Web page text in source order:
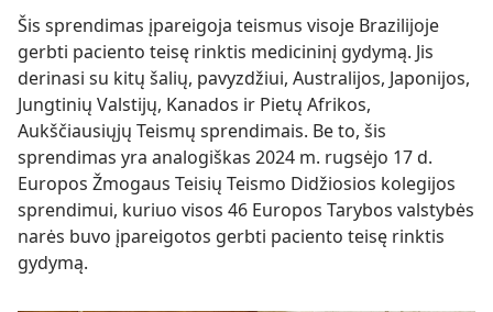
Šis sprendimas įpareigoja teismus visoje Brazilijoje
gerbti paciento teisę rinktis medicininį gydymą. Jis
derinasi su kitų šalių, pavyzdžiui, Australijos, Japonijos,
Jungtinių Valstijų, Kanados ir Pietų Afrikos,
Aukščiausiųjų Teismų sprendimais. Be to, šis
sprendimas yra analogiškas 2024 m. rugsėjo 17 d.
Europos Žmogaus Teisių Teismo Didžiosios kolegijos
sprendimui, kuriuo visos 46 Europos Tarybos valstybės
narės buvo įpareigotos gerbti paciento teisę rinktis
gydymą.